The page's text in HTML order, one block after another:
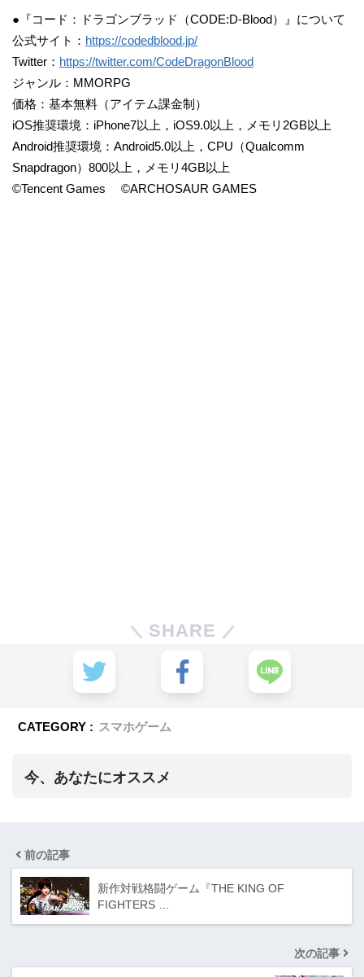
●『コード：ドラゴンブラッド（CODE:D-Blood）』について
公式サイト： https://codedblood.jp/
Twitter： https://twitter.com/CodeDragonBlood
ジャンル：MMORPG
価格：基本無料（アイテム課金制）
iOS推奨環境：iPhone7以上，iOS9.0以上，メモリ2GB以上
Android推奨環境：Android5.0以上，CPU（Qualcomm
Snapdragon）800以上，メモリ4GB以上
©Tencent Games ©ARCHOSAUR GAMES
SHARE
CATEGORY : スマホゲーム
今、あなたにオススメ
前の記事
新作対戦格闘ゲーム『THE KING OF
FIGHTERS …
次の記事